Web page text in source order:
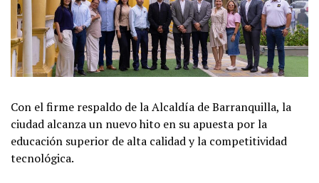
Con el firme respaldo de la Alcaldía de Barranquilla, la
ciudad alcanza un nuevo hito en su apuesta por la
educación superior de alta calidad y la competitividad
tecnológica.